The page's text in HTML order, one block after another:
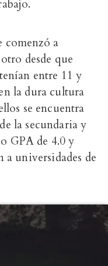
comenzó a
desde que
entre 11 y
la dura cultura
se encuentra
la secundaria y
GPA de 4.0 y
a universidades de